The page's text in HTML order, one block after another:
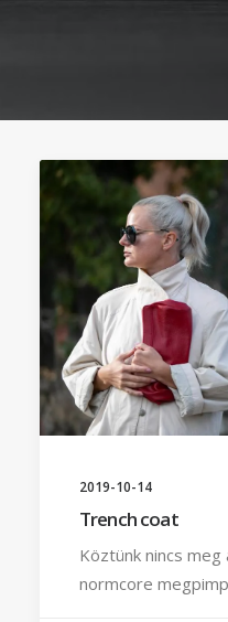
2019-10-14
Trench coat
Köztünk nincs meg
normcore